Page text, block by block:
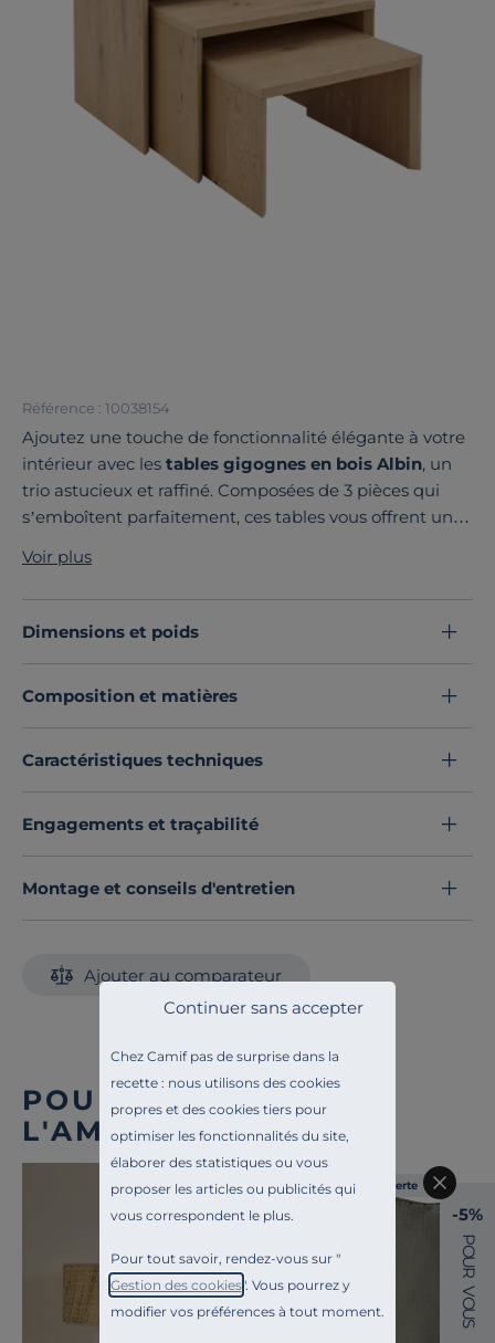
Chez Camif pas de surprise dans la
recette : nous utilisons des cookies
propres et des cookies tiers pour
optimiser les fonctionnalités du site,
élaborer des statistiques ou vous
proposer les articles ou publicités qui
vous correspondent le plus.
Pour tout savoir, rendez-vous sur "
Gestion des cookies". Vous pourrez y
modifier vos préférences à tout moment.
Continuer sans accepter
Référence : 10038154
Ajoutez une touche de fonctionnalité élégante à votre
intérieur avec les tables gigognes en bois Albin, un
trio astucieux et raffiné. Composées de 3 pièces qui
s’emboîtent parfaitement, ces tables vous offrent un
votre salon.
Conçues en placage chêne véritable, chaque table
met en valeur les nœuds et veinages naturels du bois,
naturel des tables Albin s’intègre facilement dans tous
les styles d’intérieur, qu’il soit moderne ou plus
traditionnel.
d’appoint lors de réceptions, en supports décoratifs ou
tout simplement comme espace supplémentaire au
quotidien. Et lorsque vous n'en avez plus l'utilité, il
suffit de les emboîter pour unrangement compact et
Optez pour les tables gigognes Albin et profitez d’un
esthétisme naturel et praticité pour sublimer votre
Découvrez toute notre sélection :
Tables basses
Voir plus
Dimensions et poids
Composition et matières
Caractéristiques techniques
Engagements et traçabilité
Montage et conseils d'entretien
Ajouter au comparateur
POUR COMPLÉTER
L'AMBIANCE
Liv. offerte
-5%
P
O
U
R
V
O
U
S